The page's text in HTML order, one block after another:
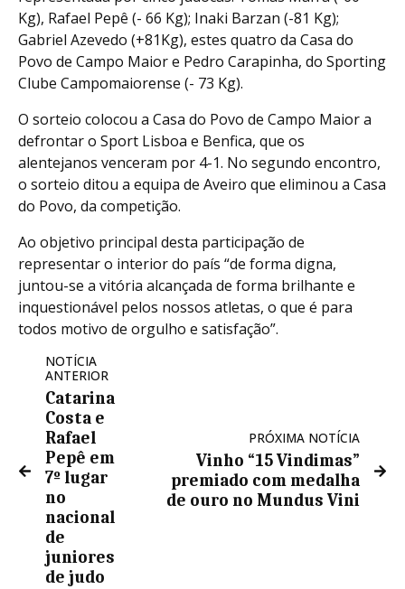
Kg), Rafael Pepê (- 66 Kg); Inaki Barzan (-81 Kg);
Gabriel Azevedo (+81Kg), estes quatro da Casa do
Povo de Campo Maior e Pedro Carapinha, do Sporting
Clube Campomaiorense (- 73 Kg).
O sorteio colocou a Casa do Povo de Campo Maior a
defrontar o Sport Lisboa e Benfica, que os
alentejanos venceram por 4-1. No segundo encontro,
o sorteio ditou a equipa de Aveiro que eliminou a Casa
do Povo, da competição.
Ao objetivo principal desta participação de
representar o interior do país “de forma digna,
juntou-se a vitória alcançada de forma brilhante e
inquestionável pelos nossos atletas, o que é para
todos motivo de orgulho e satisfação”.
NOTÍCIA
ANTERIOR
Catarina
Costa e
Rafael
Pepê em
7º lugar
no
nacional
de
juniores
de judo
PRÓXIMA NOTÍCIA
Vinho “15 Vindimas”
premiado com medalha
de ouro no Mundus Vini